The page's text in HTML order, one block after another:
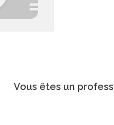
Vous êtes un